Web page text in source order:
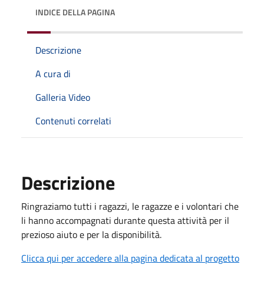
INDICE DELLA PAGINA
Descrizione
A cura di
Galleria Video
Contenuti correlati
Descrizione
Ringraziamo tutti i ragazzi, le ragazze e i volontari che
li hanno accompagnati durante questa attività per il
prezioso aiuto e per la disponibilità.
Clicca qui per accedere alla pagina dedicata al progetto